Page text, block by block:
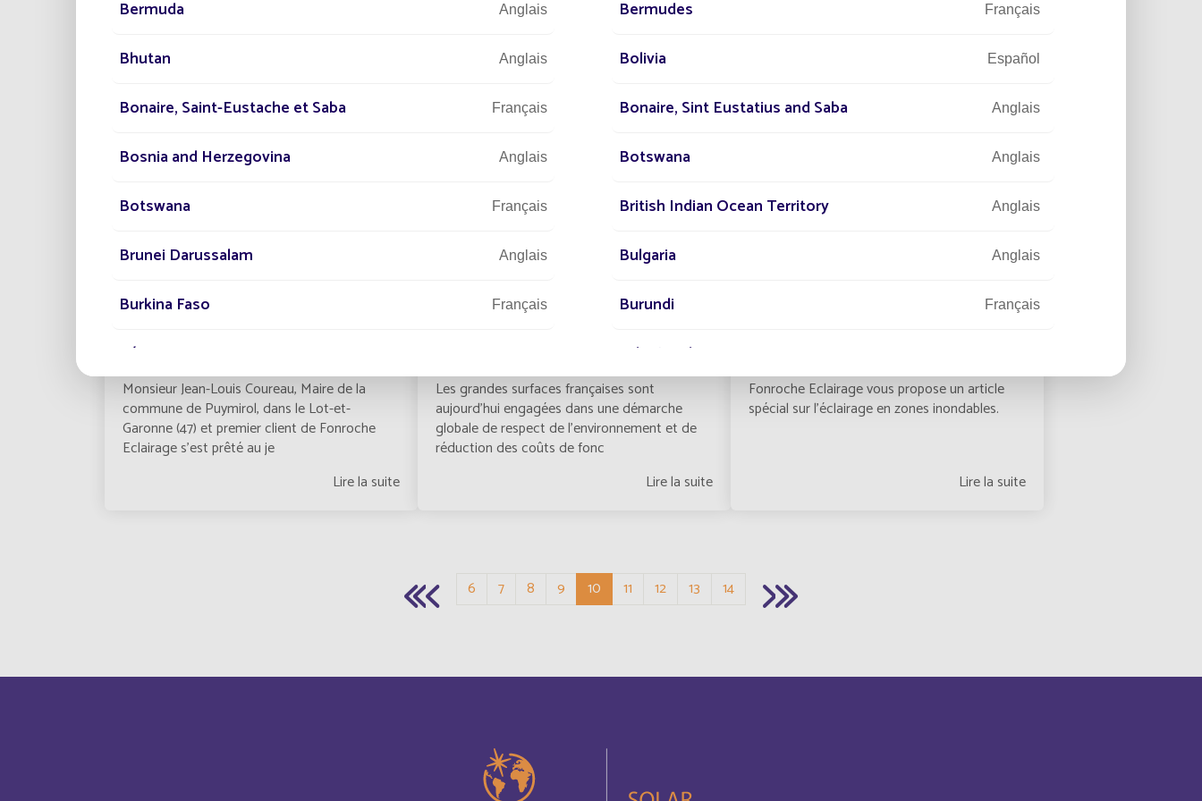
Lire la suite Lire la suite
12/03/2019
Le premier client historique de
témoignage
Monsieur Jean-Louis Coureau, Maire de la
commune de Puymirol, dans le Lot-et-
Garonne (47) et premier client de Fonroche
Eclairage s’est prêté au je
Lire la suite
07/03/2019 EXPERTISE
Éclairage public : les grandes
acteurs éco-responsables
Les grandes surfaces françaises sont
aujourd’hui engagées dans une démarche
globale de respect de l’environnement et de
réduction des coûts de fonc
Lire la suite
Fonroche Eclairage vous propose un article
spécial sur l’éclairage en zones inondables.
Lire la suite
Page
6 Page
7 Page
8 Page
9 Page courante
10 Page
11 Page
12 Page
13 Page
14
Bermuda Anglais Bermudes Français
Bhutan Anglais Bolivia Español
Bonaire, Saint-Eustache et Saba Français Bonaire, Sint Eustatius and Saba Anglais
Bosnia and Herzegovina Anglais Botswana Anglais
Botswana Français British Indian Ocean Territory Anglais
Brunei Darussalam Anglais Bulgaria Anglais
Burkina Faso Français Burundi Français
Bénin Cabo Verde
Cabo Verde Français Cambodia Anglais
Cameroun Français
Chypre
Anglais